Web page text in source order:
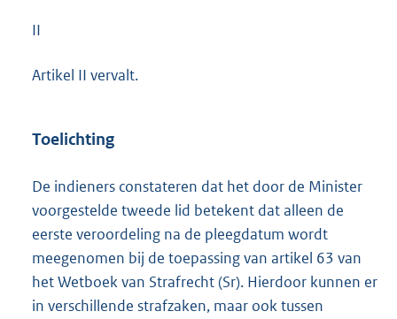
II
Artikel II vervalt.
Toelichting
De indieners constateren dat het door de Minister
voorgestelde tweede lid betekent dat alleen de
eerste veroordeling na de pleegdatum wordt
meegenomen bij de toepassing van artikel 63 van
het Wetboek van Strafrecht (Sr). Hierdoor kunnen er
in verschillende strafzaken, maar ook tussen